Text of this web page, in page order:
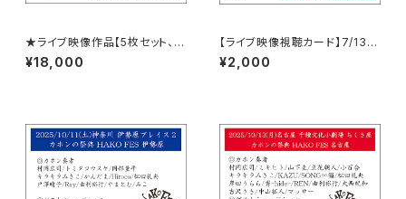
★ライブ映像作品【5枚セット、H
AKO FES JAPAN 2024 LIV
E！】＠渋谷duo MUSIC EXCH
¥18,000
【ライブ映像視聴カード】7/13 H
AKO FES 神楽坂 2025
¥2,000